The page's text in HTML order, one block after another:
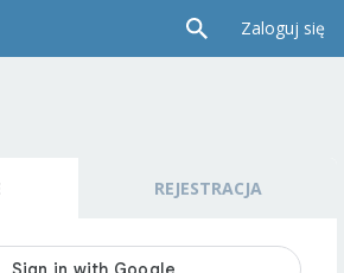
Zaloguj się
REJESTRACJA